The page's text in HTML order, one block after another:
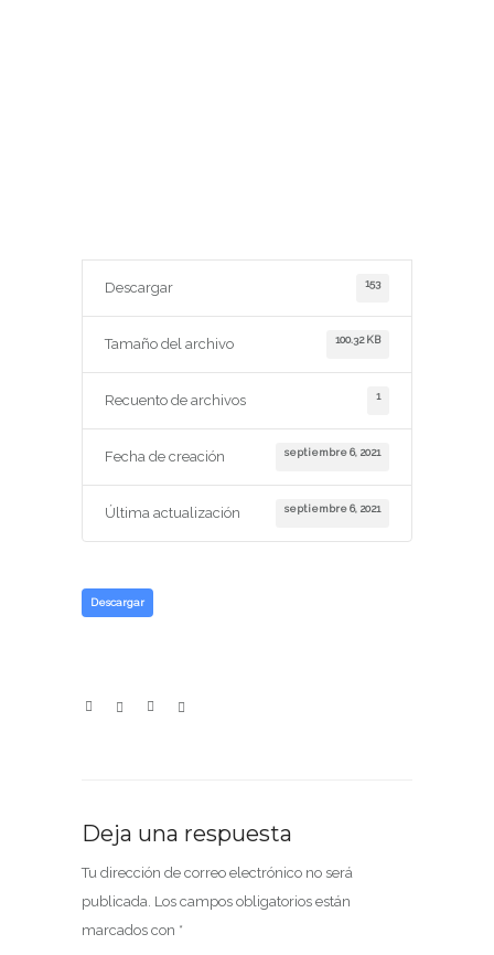
Descargar 153
Tamaño del archivo 100.32 KB
Recuento de archivos 1
Fecha de creación septiembre 6, 2021
Última actualización septiembre 6, 2021
Descargar
Deja una respuesta
Tu dirección de correo electrónico no será
publicada. Los campos obligatorios están
marcados con *